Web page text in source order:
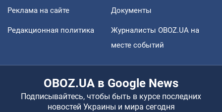
Реклама на сайте Документы
Редакционная политика
Журналисты OBOZ.UA на
месте событий
OBOZ.UA в Google News
Подписывайтесь, чтобы быть в курсе последних
новостей Украины и мира сегодня